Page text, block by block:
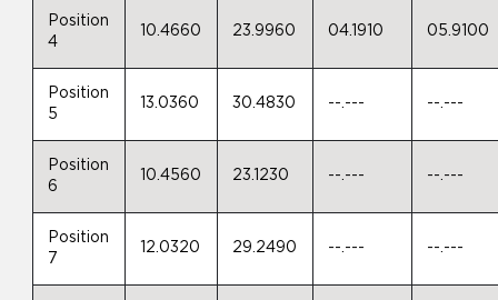
Position
4
10.4660 23.9960 04.1910 05.9100
Position
5
13.0360 30.4830 --.--- --.---
Position
6
10.4560 23.1230 --.--- --.---
Position
7
12.0320 29.2490 --.--- --.---